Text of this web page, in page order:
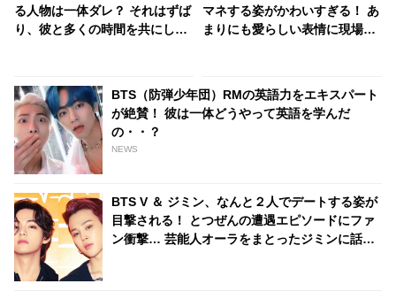
る人物は一体ダレ？ それはずば
り、彼と多くの時間を共にして
と太鼓判を押す様子がかわいす
ぎる
マネする姿がかわいすぎる！ あ
まりにも愛らしい表情に現場ス
[動画あり]
BTS（防弾少年団）RMの英語力をエキスパート
が絶賛！ 彼は一体どうやって英語を学んだ
の・・？
NEWS
BTS V ＆ ジミン、なんと２人でデートする姿が
目撃される！ とつぜんの遭遇エピソードにファ
ン衝撃… 芸能人オーラをまとったジミンに話し